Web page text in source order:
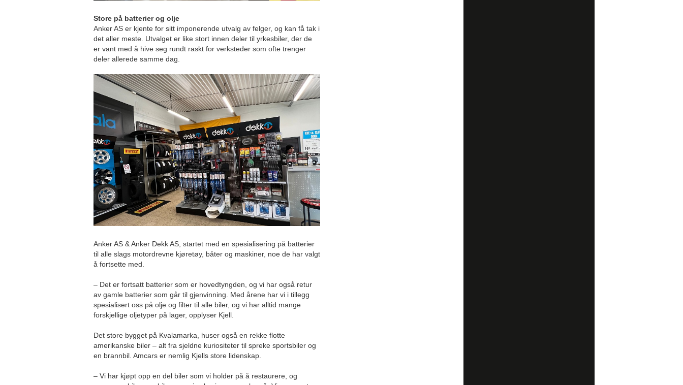
Store på batterier og olje
Anker AS er kjente for sitt imponerende utvalg av felger, og kan få tak i
det aller meste. Utvalget er like stort innen deler til yrkesbiler, der de
er vant med å hive seg rundt raskt for verksteder som ofte trenger
deler allerede samme dag.
Anker AS & Anker Dekk AS, startet med en spesialisering på batterier
til alle slags motordrevne kjøretøy, båter og maskiner, noe de har valgt
å fortsette med.
– Det er fortsatt batterier som er hovedtyngden, og vi har også retur
av gamle batterier som går til gjenvinning. Med årene har vi i tillegg
spesialisert oss på olje og filter til alle biler, og vi har alltid mange
forskjellige oljetyper på lager, opplyser Kjell.
Det store bygget på Kvalamarka, huser også en rekke flotte
amerikanske biler – alt fra sjeldne kuriositeter til spreke sportsbiler og
en brannbil. Amcars er nemlig Kjells store lidenskap.
– Vi har kjøpt opp en del biler som vi holder på å restaurere, og